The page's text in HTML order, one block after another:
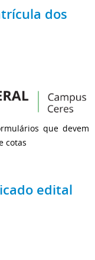
dos
que devem
cotas
edital